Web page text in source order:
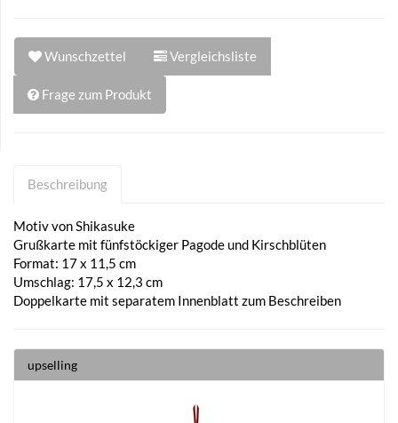
Wunschzettel Vergleichsliste
Frage zum Produkt
Beschreibung
Motiv von Shikasuke
Grußkarte mit fünfstöckiger Pagode und Kirschblüten
Format: 17 x 11,5 cm
Umschlag: 17,5 x 12,3 cm
Doppelkarte mit separatem Innenblatt zum Beschreiben
upselling